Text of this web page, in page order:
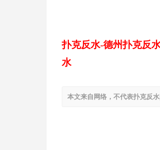
扑克反水-德州扑克反
水
本文来自网络，不代表扑克反